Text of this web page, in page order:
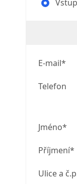
E-mail*
Telefon
Jméno*
Příjmení*
Ulice a